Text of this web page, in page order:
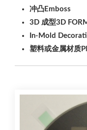
冲凸Emboss
3D 成型3D
In-Mold
塑料或金属材质